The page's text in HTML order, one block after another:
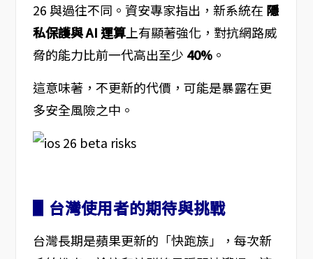
26 與過往不同。資安專家指出，新系統在 隱
私保護與 AI 運算上有顯著強化，對抗網路威
脅的能力比前一代高出至少 40%。
這意味著，不更新的代價，可能是暴露在更
多安全風險之中。
▋台灣使用者的期待與挑戰
台灣長期是蘋果更新的「快跑族」，每次新